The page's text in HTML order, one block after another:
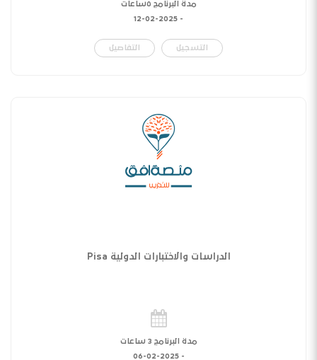
مدة البرنامج ٥ساعات
-
12-02-2025
التسجيل التفاصيل
الدراسات والاختبارات الدولية Pisa
مدة البرنامج 3 ساعات
-
06-02-2025